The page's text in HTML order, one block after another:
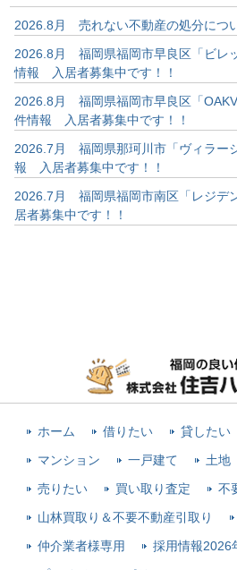
2026.8月 売れない不動産の処分につ
2026.8月 福岡県福岡市早良区「ビレ
情報 入居者募集中です！！
2026.8月 福岡県福岡市早良区「
件情報 入居者募集中です！！
2026.7月 福岡県那珂川市「ヴィラー
報 入居者募集中です！！
2026.7月 福岡県福岡市南区「レジデ
居者募集中です！！
ホーム 借りたい 貸したい
マンション 一戸建て 土地
売りたい 買い取り査定 不
山林買取り＆不要不動産引取り
仲介業者様専用 採用情報2026